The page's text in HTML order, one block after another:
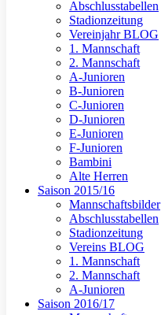
Abschlusstabellen
Stadionzeitung
Vereinjahr BLOG
1. Mannschaft
2. Mannschaft
A-Junioren
B-Junioren
C-Junioren
D-Junioren
E-Junioren
F-Junioren
Bambini
Alte Herren
Saison 2015/16
Mannschaftsbilder
Abschlusstabellen
Stadionzeitung
Vereins BLOG
1. Mannschaft
2. Mannschaft
A-Junioren
Saison 2016/17